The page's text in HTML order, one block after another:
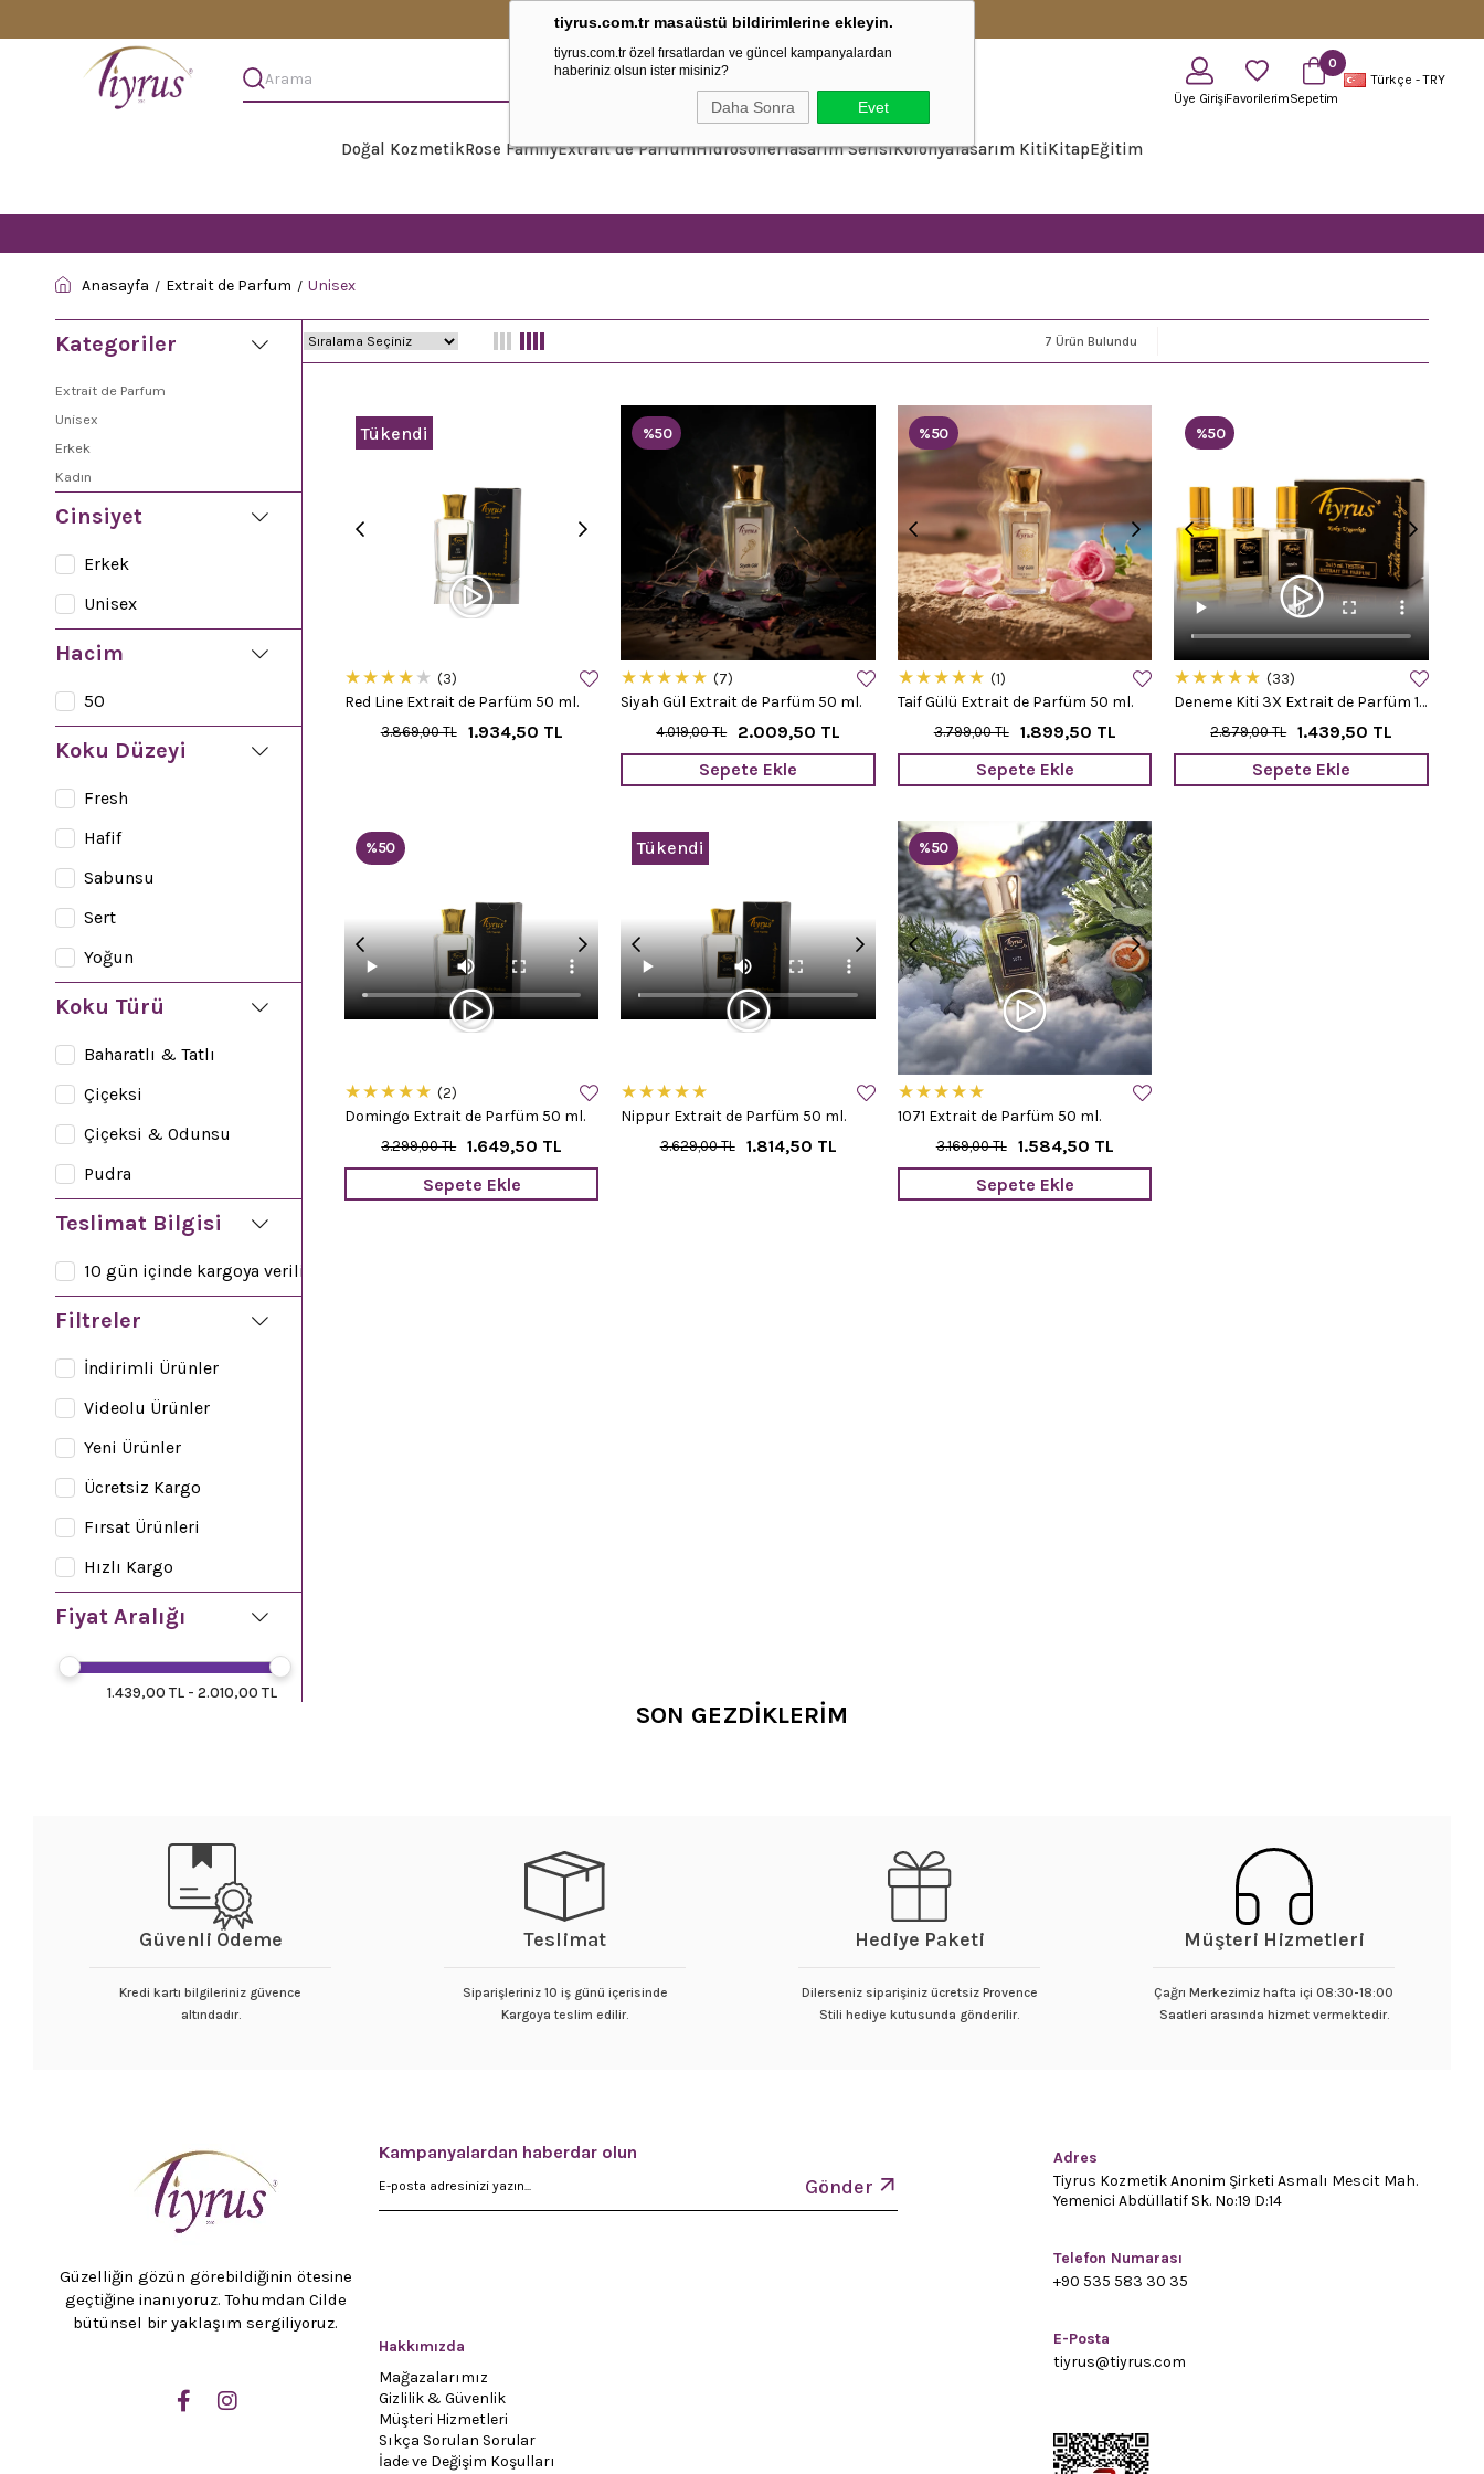
tiyrus.com.tr masaüstü bildirimlerine ekleyin.
tiyrus.com.tr özel fırsatlardan ve güncel kampanyalardan
haberiniz olsun ister misiniz?
Daha Sonra Evet
2500₺ ve Üzeri Alışverişlerinizde Kargo Ücretsiz!
Doğal KozmetikRose FamilyExtrait de ParfumHidrosollerTasarım SerisiKolonyaTasarım KitiKitapEğitim
Üye GirişiFavorilerimSepetim
0
Türkçe - TRY
Anasayfa Extrait de Parfum Unisex
Kategoriler
Extrait de Parfum
Unisex
Erkek
Kadın
Cinsiyet
Erkek
Unisex
Hacim
50
Koku Düzeyi
Fresh
Hafif
Sabunsu
Sert
Yoğun
Koku Türü
Baharatlı & Tatlı
Çiçeksi
Çiçeksi & Odunsu
Pudra
Teslimat Bilgisi
10 gün içinde kargoya verilir
Filtreler
İndirimli Ürünler
Videolu Ürünler
Yeni Ürünler
Ücretsiz Kargo
Fırsat Ürünleri
Hızlı Kargo
Fiyat Aralığı
1.439,00 TL - 2.010,00 TL
7 Ürün
Tükendi
Red Line Extrait de Parfüm 50 ml.
★★★★ ★ 3
1.934,50 TL
3.869,00 TL
Siyah Gül Extrait de Parfüm 50 ml.
★★★★★ 7
2.009,50 TL
4.019,00 TL
Sepete Ekle
%50
Taif Gülü Extrait de Parfüm 50 ml.
★★★★★ 1
1.899,50 TL
3.799,00 TL
Sepete Ekle
%50
Deneme Kiti 3X Extrait de Parfüm 15 ml.
★★★★★ 33
1.439,50 TL
2.879,00 TL
Sepete Ekle
%50
Domingo Extrait de Parfüm 50 ml.
★★★★★ 2
1.649,50 TL
3.299,00 TL
Sepete Ekle
%50 Tükendi
Nippur Extrait de Parfüm 50 ml.
★★★★★
1.814,50 TL
3.629,00 TL
1071 Extrait de Parfüm 50 ml.
★★★★★
1.584,50 TL
3.169,00 TL
Sepete Ekle
%50
SON GEZDİKLERİM
Güvenli Ödeme
Kredi kartı bilgileriniz güvence
altındadır.
Teslimat
Siparişleriniz 10 iş günü içerisinde
Kargoya teslim edilir.
Hediye Paketi
Dilerseniz siparişiniz ücretsiz Provence
Stili hediye kutusunda gönderilir.
Müşteri Hizmetleri
Çağrı Merkezimiz hafta içi 08:30-18:00
Saatleri arasında hizmet vermektedir.
Güzelliğin gözün görebildiğinin ötesine
geçtiğine inanıyoruz. Tohumdan Cilde
bütünsel bir yaklaşım sergiliyoruz.
Kampanyalardan haberdar olun
Gönder
Hakkımızda
Mağazalarımız
Gizlilik & Güvenlik
Müşteri Hizmetleri
Sıkça Sorulan Sorular
İade ve Değişim Koşulları
Adres
Tiyrus Kozmetik Anonim Şirketi Asmalı Mescit Mah.
Yemenici Abdüllatif Sk. No:19 D:14
Telefon Numarası
+90 535 583 30 35
E-Posta
tiyrus@tiyrus.com